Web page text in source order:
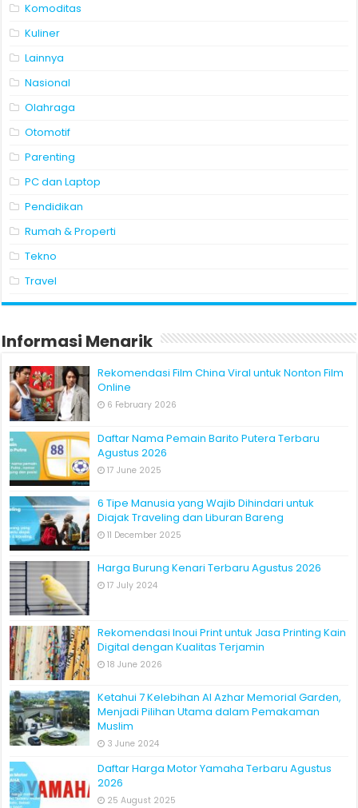
Komoditas
Kuliner
Lainnya
Nasional
Olahraga
Otomotif
Parenting
PC dan Laptop
Pendidikan
Rumah & Properti
Tekno
Travel
Informasi Menarik
Rekomendasi Film China Viral untuk Nonton Film
Online
6 February 2026
Daftar Nama Pemain Barito Putera Terbaru
Agustus 2026
17 June 2025
6 Tipe Manusia yang Wajib Dihindari untuk
Diajak Traveling dan Liburan Bareng
11 December 2025
Harga Burung Kenari Terbaru Agustus 2026
17 July 2024
Rekomendasi Inoui Print untuk Jasa Printing Kain
Digital dengan Kualitas Terjamin
18 June 2026
Ketahui 7 Kelebihan Al Azhar Memorial Garden,
Menjadi Pilihan Utama dalam Pemakaman
Muslim
3 June 2024
Daftar Harga Motor Yamaha Terbaru Agustus
2026
25 August 2025